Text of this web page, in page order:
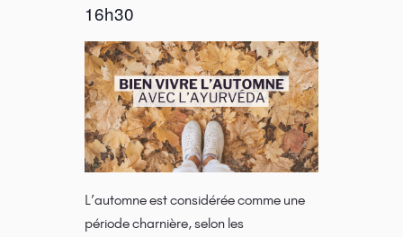
16h30
L’automne est considérée comme une
période charnière, selon les